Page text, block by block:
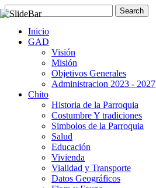
Inicio
GAD
Visión
Misión
Objetivos Generales
Administracion 2023 - 2027
Chito
Historia de la Parroquia
Costumbre Y tradiciones
Simbolos de la Parroquia
Salud
Educación
Vivienda
Vialidad y Transporte
Datos Geográficos